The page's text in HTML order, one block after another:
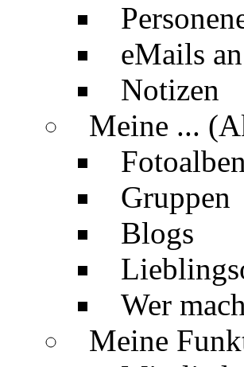
eMails
Notizen
Meine ...
Fotoalben
Gruppen
Blogs
Wer
Meine